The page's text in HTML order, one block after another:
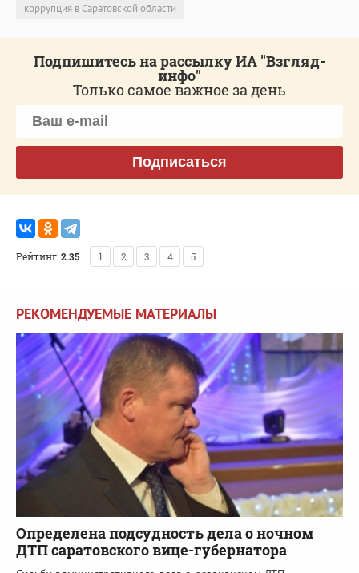
коррупция в Саратовской области
Подпишитесь на рассылку ИА "Взгляд-
инфо"
Только самое важное за день
Подписаться
Рейтинг:2.35 1 2 3 4 5
РЕКОМЕНДУЕМЫЕ МАТЕРИАЛЫ
Определена подсудность дела о ночном
ДТП саратовского вице-губернатора